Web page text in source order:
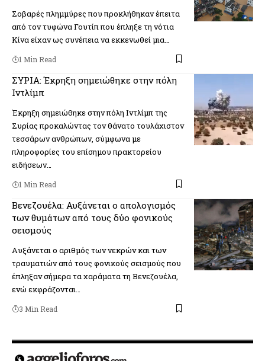
Σοβαρές πλημμύρες που προκλήθηκαν έπειτα
από τον τυφώνα Γουτίπ που έπληξε τη νότια
Κίνα είχαν ως συνέπεια να εκκενωθεί μια…
1 Min Read
ΣΥΡΙΑ: Έκρηξη σημειώθηκε στην πόλη
Ιντλίμπ
Έκρηξη σημειώθηκε στην πόλη Ιντλίμπ της
Συρίας προκαλώντας τον θάνατο τουλάχιστον
τεσσάρων ανθρώπων, σύμφωνα με
πληροφορίες του επίσημου πρακτορείου
ειδήσεων…
1 Min Read
Βενεζουέλα: Αυξάνεται ο απολογισμός
των θυμάτων από τους δύο φονικούς
σεισμούς
Αυξάνεται ο αριθμός των νεκρών και των
τραυματιών από τους φονικούς σεισμούς που
έπληξαν σήμερα τα χαράματα τη Βενεζουέλα,
ενώ εκφράζονται…
3 Min Read